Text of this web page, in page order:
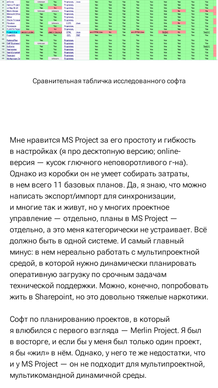
Сравнительная табличка исследованного софта
Мне нравится MS Project за его простоту и гибкость
в настройках (я про десктопную версию; online-
версия — кусок глючного неповоротливого г-на).
Однако из коробки он не умеет собирать затраты,
в нем всего 11 базовых планов. Да, я знаю, что можно
написать экспорт/импорт для синхронизации,
и многие так и живут, но у многих проектное
управление — отдельно, планы в MS Project —
отдельно, а это меня категорически не устраивает. Всё
должно быть в одной системе. И самый главный
минус: в нем нереально работать с мультипроектной
средой, в которой нужно динамически планировать
оперативную загрузку по срочным задачам
технической поддержки. Можно, конечно, попробовать
жить в Sharepoint, но это довольно тяжелые наркотики.
Софт по планированию проектов, в который
я влюбился с первого взгляда — Merlin Project. Я был
в восторге, и если бы у меня был только один проект,
я бы «жил» в нём. Однако, у него те же недостатки, что
и у MS Project — он не подходит для мультипроектной,
мультикомандной динамичной среды.